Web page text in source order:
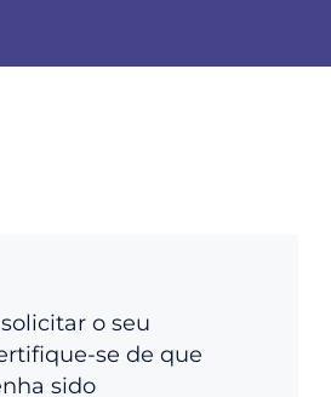
o seu
se de que
sido